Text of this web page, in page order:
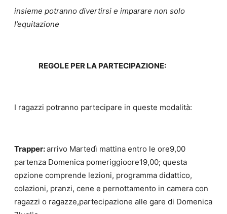
insieme potranno divertirsi e imparare non solo
l’equitazione
REGOLE PER LA PARTECIPAZIONE:
I ragazzi potranno partecipare in queste modalità:
Trapper:arrivo Martedì mattina entro le ore9,00
partenza Domenica pomeriggioore19,00; questa
opzione comprende lezioni, programma didattico,
colazioni, pranzi, cene e pernottamento in camera con
ragazzi o ragazze,partecipazione alle gare di Domenica